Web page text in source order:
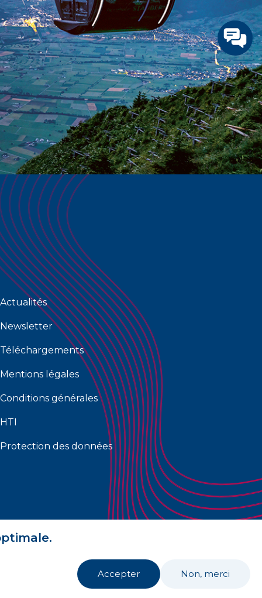
Accepter Non, merci
Actualités
Newsletter
Téléchargements
Mentions légales
Conditions générales
HTI
Protection des données